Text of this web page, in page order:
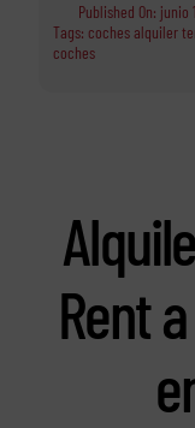
Published On: junio
Tags: coches alquiler
coches
Rent